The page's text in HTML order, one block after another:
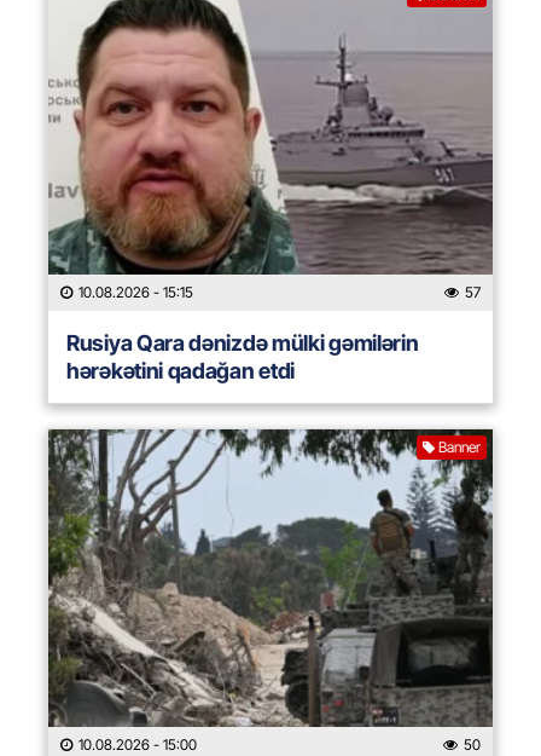
10.08.2026 - 15:15 57
Rusiya Qara dənizdə mülki gəmilərin
hərəkətini qadağan etdi
Banner
10.08.2026 - 15:00 50